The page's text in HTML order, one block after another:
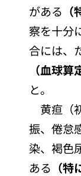
がある
察を十分
合には、
（血球算
と。
黄疸（
振、倦怠
染、褐色
ある （